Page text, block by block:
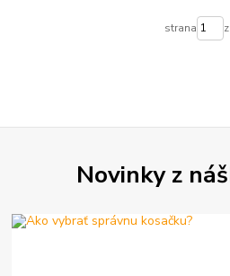
strana
Novinky z